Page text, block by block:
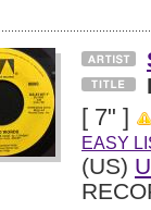
[ 7" ]
EASY
(US)